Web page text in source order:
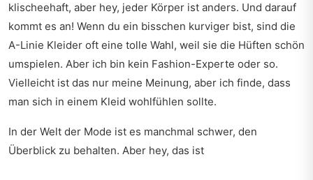
klischeehaft, aber hey, jeder Körper ist anders. Und darauf
kommt es an! Wenn du ein bisschen kurviger bist, sind die
A-Linie Kleider oft eine tolle Wahl, weil sie die Hüften schön
umspielen. Aber ich bin kein Fashion-Experte oder so.
Vielleicht ist das nur meine Meinung, aber ich finde, dass
man sich in einem Kleid wohlfühlen sollte.
In der Welt der Mode ist es manchmal schwer, den
Überblick zu behalten. Aber hey, das ist